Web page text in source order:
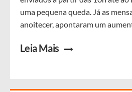
uma pequena queda. Já as
anoitecer, apontaram um
Leia Mais